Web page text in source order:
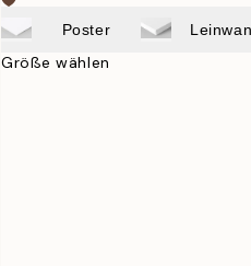
Poster
Größe wählen